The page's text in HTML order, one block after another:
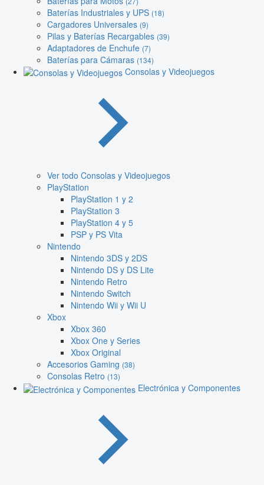
Baterías Industriales y UPS (18)
Cargadores Universales (9)
Pilas y Baterías Recargables (39)
Adaptadores de Enchufe (7)
Baterías para Cámaras (134)
Consolas y Videojuegos
Ver todo Consolas y Videojuegos
PlayStation
PlayStation 1 y 2
PlayStation 3
PlayStation 4 y 5
PSP y PS Vita
Nintendo
Nintendo 3DS y 2DS
Nintendo DS y DS Lite
Nintendo Retro
Nintendo Switch
Nintendo Wii y Wii U
Xbox
Xbox 360
Xbox One y Series
Xbox Original
Accesorios Gaming (38)
Consolas Retro (13)
Electrónica y Componentes